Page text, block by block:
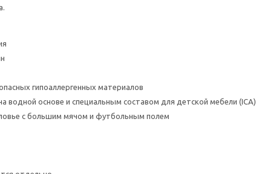
гипоаллергенных материалов
водной основе и специальным составом для детской мебели (ICA)
с большим мячом и футбольным полем